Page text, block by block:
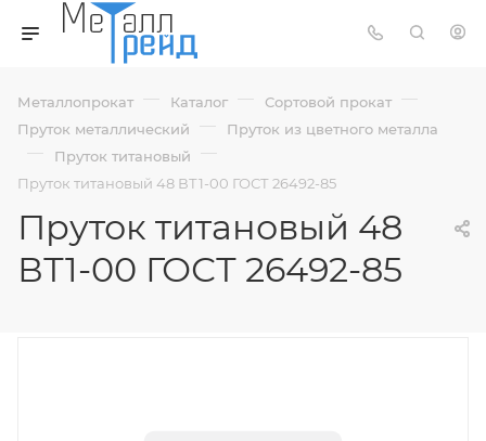
Металлопрокат — Каталог — Сортовой прокат —
Пруток металлический — Пруток из цветного металла
— Пруток титановый —
Пруток титановый 48 ВТ1-00 ГОСТ 26492-85
Пруток титановый 48
ВТ1-00 ГОСТ 26492-85